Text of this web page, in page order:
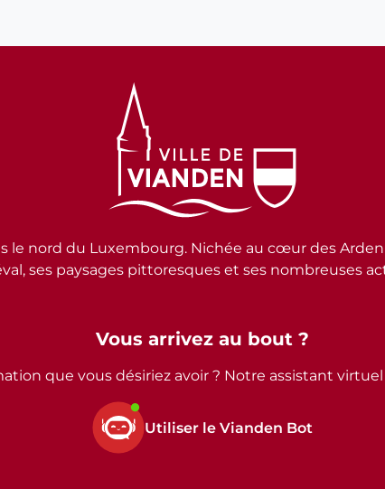
Vous arrivez au bout ?
que vous désiriez avoir ? Notre assistant
Utiliser le Vianden Bot
nord du Luxembourg. Nichée au cœur des
ses paysages pittoresques et ses nombreuses